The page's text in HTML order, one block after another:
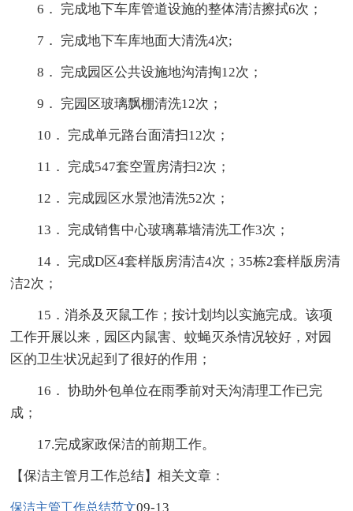
6． 完成地下车库管道设施的整体清洁擦拭6次；
7． 完成地下车库地面大清洗4次;
8． 完成园区公共设施地沟清掏12次；
9． 完园区玻璃飘棚清洗12次；
10． 完成单元路台面清扫12次；
11． 完成547套空置房清扫2次；
12． 完成园区水景池清洗52次；
13． 完成销售中心玻璃幕墙清洗工作3次；
14． 完成D区4套样版房清洁4次；35栋2套样版房清
洁2次；
15．消杀及灭鼠工作；按计划均以实施完成。该项
工作开展以来，园区内鼠害、蚊蝇灭杀情况较好，对园
区的卫生状况起到了很好的作用；
16． 协助外包单位在雨季前对天沟清理工作已完
成；
17.完成家政保洁的前期工作。
【保洁主管月工作总结】相关文章：
保洁主管工作总结范文09-13